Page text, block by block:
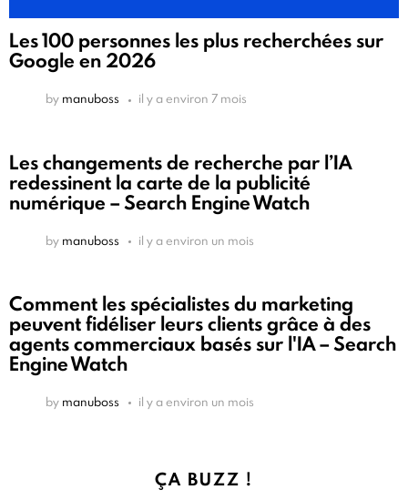
Les 100 personnes les plus recherchées sur
Google en 2026
by manuboss il y a environ 7 mois
Les changements de recherche par l’IA
redessinent la carte de la publicité
numérique – Search Engine Watch
by manuboss il y a environ un mois
Comment les spécialistes du marketing
peuvent fidéliser leurs clients grâce à des
agents commerciaux basés sur l'IA – Search
Engine Watch
by manuboss il y a environ un mois
ÇA BUZZ !